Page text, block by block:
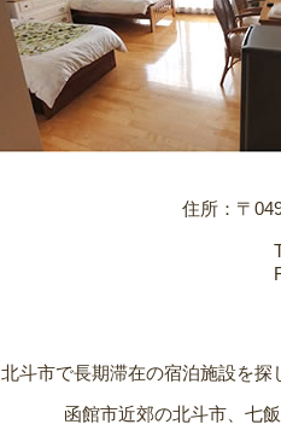
住所：〒
北斗市で長期滞在の宿泊施設を
函館市近郊の北斗市、七